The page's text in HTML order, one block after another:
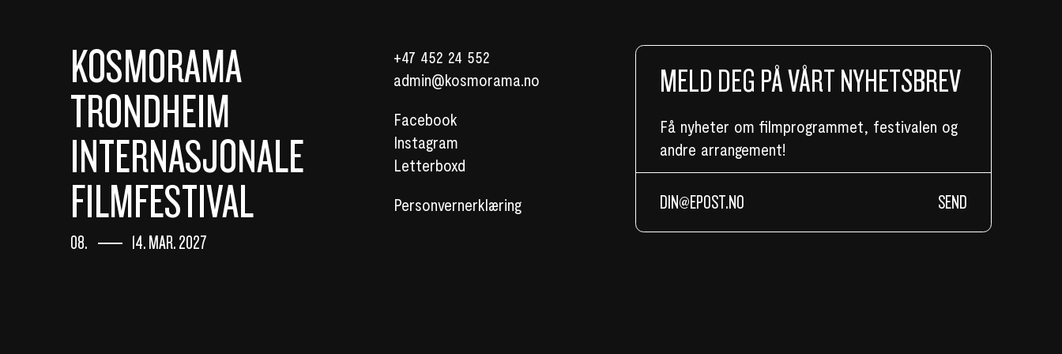
MELD DEG PÅ VÅRT NYHETSBREV
Få nyheter om filmprogrammet, festivalen og
andre arrangement!
SEND
KOSMORAMA
TRONDHEIM
INTERNASJONALE
FILMFESTIVAL
08. 14. MAR. 2027
+47 452 24 552
admin@kosmorama.no
Facebook
Instagram
Letterboxd
Personvernerklæring